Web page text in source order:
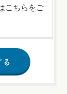
こちらをご